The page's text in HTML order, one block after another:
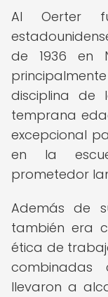
Al Oerter
de 1936 en
disciplina de
temprana
excepcional
en la
prometedor
Además de
también era
ética de
llevaron a